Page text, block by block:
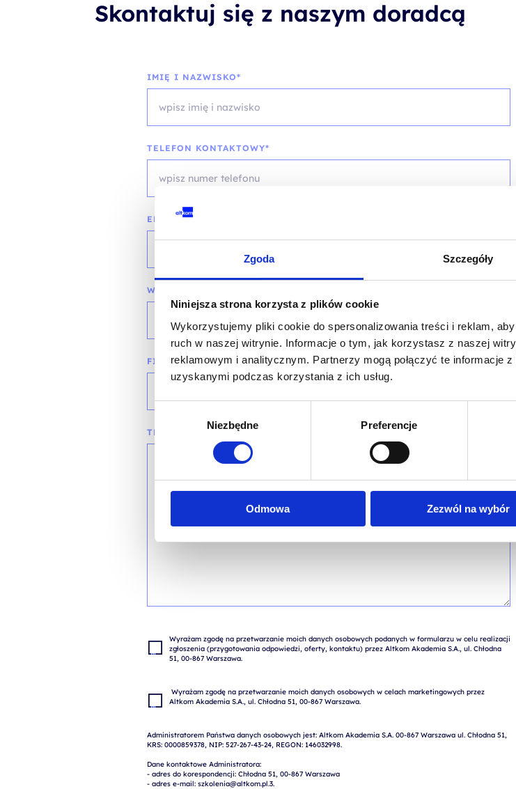
Zgoda Szczegóły
Niniejsza strona korzysta z plików cookie
Wykorzystujemy pliki cookie do spersonalizowania treści i reklam,
ruch w naszej witrynie. Informacje o tym, jak korzystasz z naszej
reklamowym i analitycznym. Partnerzy mogą połączyć te informacje
uzyskanymi podczas korzystania z ich usług.
Wybór
Niezbędne Preferencje
Odmowa Zezwól na wybór
Skontaktuj się z naszym doradcą
IMIĘ I NAZWISKO*
TELEFON KONTAKTOWY*
EMAIL*
WOJEWÓDZTWO*
wybierz województwo
FIRMA
TREŚĆ WIADOMOŚCI*
Wyrażam zgodę na przetwarzanie moich danych osobowych podanych w formularzu w celu realizacji
zgłoszenia (przygotowania odpowiedzi, oferty, kontaktu) przez Altkom Akademia S.A., ul. Chłodna
Administratorem Państwa danych osobowych jest: Altkom Akademia S.A. 00-867 Warszawa ul. Chłodna 51,
KRS: 0000859378, NIP: 527-267-43-24, REGON: 146032998.
Dane kontaktowe Administratora:
- adres do korespondencji: Chłodna 51, 00-867 Warszawa
- adres e-mail: szkolenia@altkom.pl.3.